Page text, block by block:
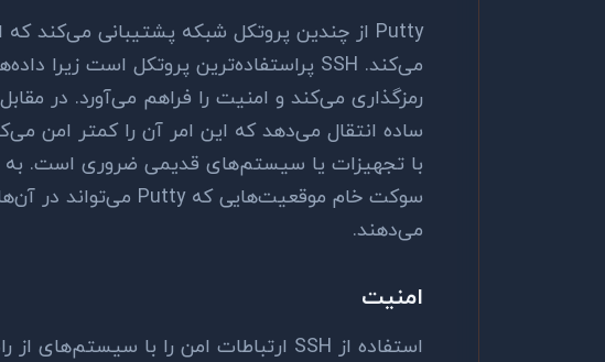
Putty از چندین پروتکل شبکه پشتیبانی می‌کند که
می‌کند. SSH پر‌استفاده‌ترین پروتکل است زیرا
رمزگذاری می‌کند و امنیت را فراهم می‌آورد. در
ساده انتقال می‌دهد که این امر آن را کمتر امن
با تجهیزات یا سیستم‌های قدیمی ضروری است. به
سوکت خام موقعیت‌هایی کهPutty می‌تواند در
می‌دهند.
امنیت
استفاده از SSH ارتباطات امن را با سیستم‌های از